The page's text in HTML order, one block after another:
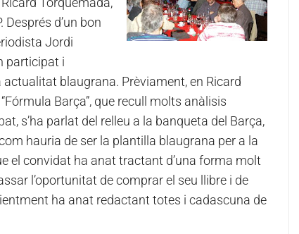
Torquemada,
Després d’un bon
Jordi
participat i
blaugrana. Prèviament, en Ricard
Barça”, que recull molts anàlisis
s’ha parlat del relleu a la banqueta del Barça,
hauria de ser la plantilla blaugrana per a la
el convidat ha anat tractant d’una forma molt
l’oportunitat de comprar el seu llibre i de
ha anat redactant totes i cadascuna de